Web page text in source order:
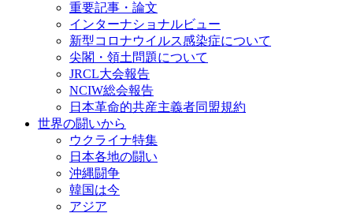
重要記事・論文
インターナショナルビュー
新型コロナウイルス感染症について
尖閣・領土問題について
JRCL大会報告
NCIW総会報告
日本革命的共産主義者同盟規約
世界の闘いから
ウクライナ特集
日本各地の闘い
沖縄闘争
韓国は今
アジア